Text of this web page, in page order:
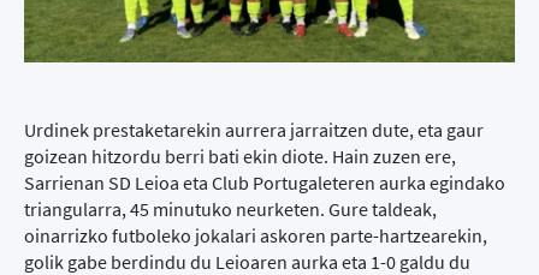
Urdinek prestaketarekin aurrera jarraitzen dute, eta gaur
goizean hitzordu berri bati ekin diote. Hain zuzen ere,
Sarrienan SD Leioa eta Club Portugaleteren aurka egindako
triangularra, 45 minutuko neurketen. Gure taldeak,
oinarrizko futboleko jokalari askoren parte-hartzearekin,
golik gabe berdindu du Leioaren aurka eta 1-0 galdu du